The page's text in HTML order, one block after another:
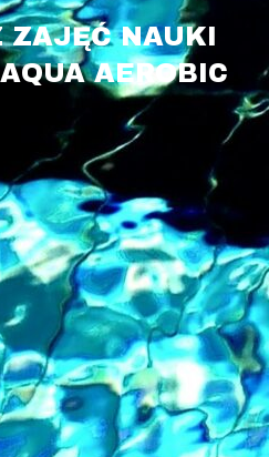
ZAJĘĆ NAUKI
AEROBIC